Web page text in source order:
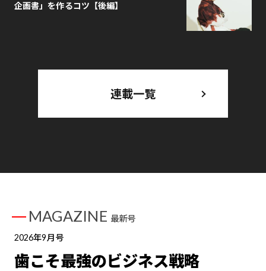
企画書」を作るコツ【後編】
連載一覧
MAGAZINE 最新号
2026年9月号
歯こそ最強のビジネス戦略